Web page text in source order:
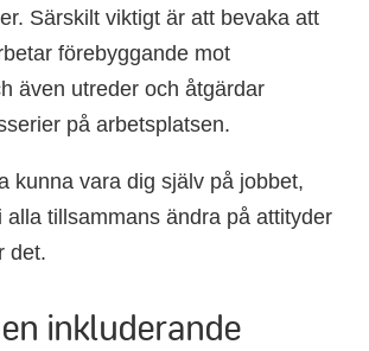
Särskilt viktigt är att bevaka att
förebyggande mot
även utreder och åtgärdar
på arbetsplatsen.
kunna vara dig själv på jobbet,
alla tillsammans ändra på attityder
det.
inkluderande